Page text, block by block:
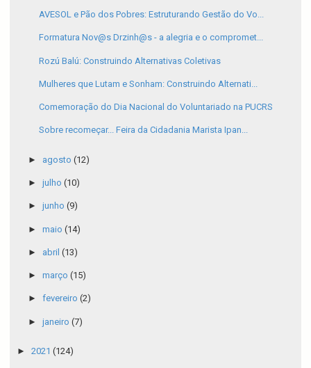
AVESOL e Pão dos Pobres: Estruturando Gestão do Vo...
Formatura Nov@s Drzinh@s - a alegria e o compromet...
Rozú Balú: Construindo Alternativas Coletivas
Mulheres que Lutam e Sonham: Construindo Alternati...
Comemoração do Dia Nacional do Voluntariado na PUCRS
Sobre recomeçar... Feira da Cidadania Marista Ipan...
► agosto (12)
► julho (10)
► junho (9)
► maio (14)
► abril (13)
► março (15)
► fevereiro (2)
► janeiro (7)
► 2021 (124)